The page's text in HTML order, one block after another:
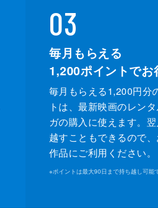
03
毎月もらえる
1,200ポイントでお
毎月もらえる1,200円分
トは、最新映画のレン
ガの購入に使えます。
越すこともできるので
作品にご利用ください。
※ポイントは最大90日まで持ち越し可能